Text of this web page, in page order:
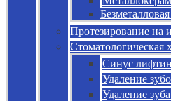
Протезирование на
Стоматологическая
Синус
Удаление
Удаление